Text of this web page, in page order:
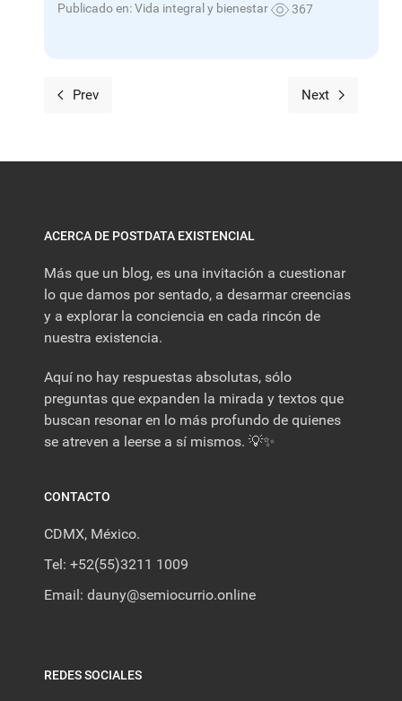
Publicado en:Vida integral y bienestar 367
Prev Next
ACERCA DE POSTDATA EXISTENCIAL
Más que un blog, es una invitación a cuestionar
lo que damos por sentado, a desarmar creencias
y a explorar la conciencia en cada rincón de
nuestra existencia.
Aquí no hay respuestas absolutas, sólo
preguntas que expanden la mirada y textos que
buscan resonar en lo más profundo de quienes
se atreven a leerse a sí mismos. 💡✨
CONTACTO
CDMX, México.
Tel: +52(55)3211 1009
Email: dauny@semiocurrio.online
REDES SOCIALES